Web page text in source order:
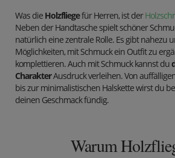
Was die Holzfliegefür Herren, ist der
Neben der Handtasche spielt schöner
natürlich eine zentrale Rolle. Es gibt nahezu
Möglichkeiten, mit Schmuck ein Outfit zu
komplettieren. Auch mit Schmuck kannst du
CharakterAusdruck verleihen. Von
bis zur minimalistischen Halskette wirst du
deinen Geschmack fündig.
Warum